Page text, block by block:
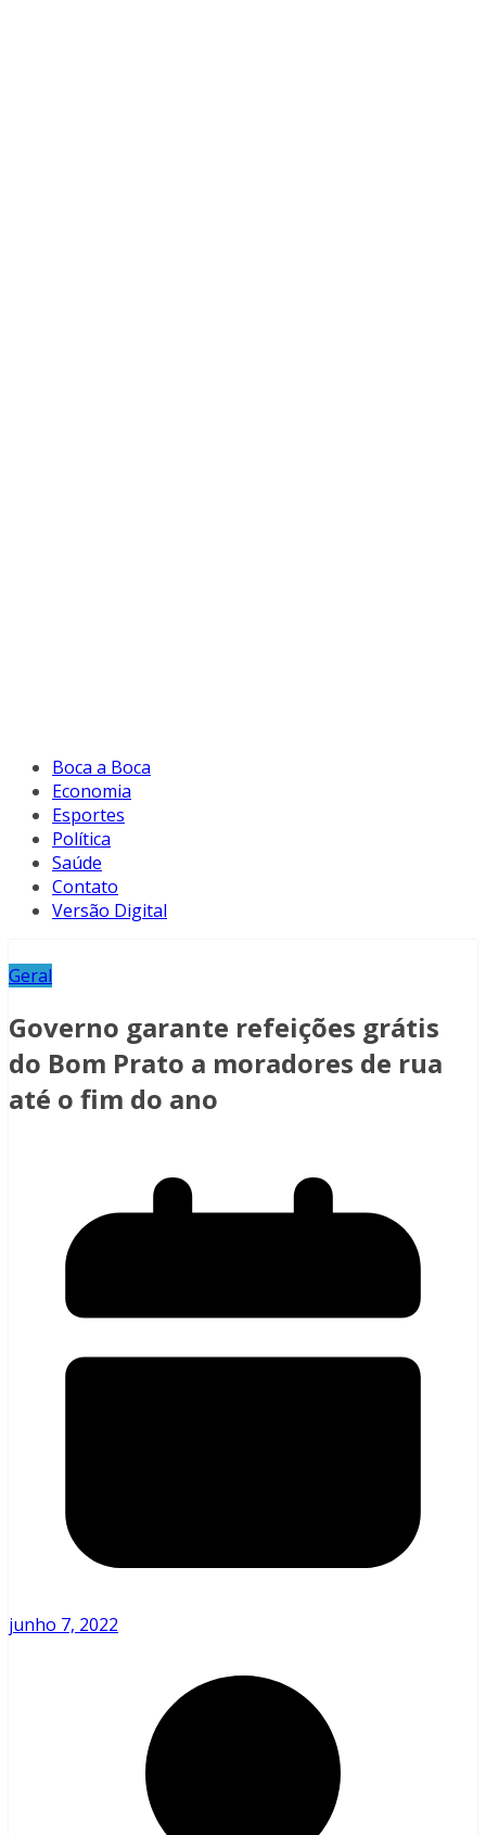
Boca a Boca
Economia
Esportes
Política
Saúde
Contato
Versão Digital
Geral
Governo garante refeições grátis
do Bom Prato a moradores de rua
até o fim do ano
junho 7, 2022